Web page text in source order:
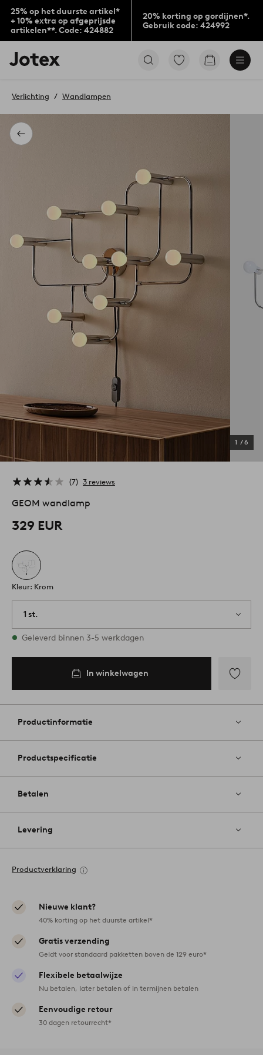
25% op het duurste artikel*
+ 10% extra op afgeprijsde
artikelen**. Code: 424882
20% korting op gordijnen*.
Gebruik code: 424992
Jotex
logo
to
home
page
Ga
Go
Terug
Verlichting Wandlampen
1 /6
7 3 reviews
GEOM wandlamp
329 EUR
Kleur: Krom
1 st.
Op voorraad
Geleverd binnen 3-5 werkdagen
In winkelwagen
aan
Productinformatie
Productspecificatie
Betalen
Levering
Productverklaring
Nieuwe klant?
40% korting op het duurste artikel*
Gratis verzending
Geldt voor standaard pakketten boven de 129 euro*
Flexibele betaalwijze
Nu betalen, later betalen of in termijnen betalen
Eenvoudige retour
30 dagen retourrecht*